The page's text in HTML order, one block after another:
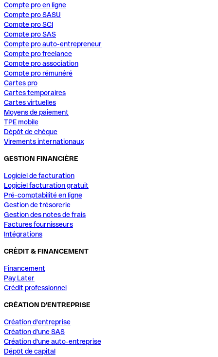
Compte pro en ligne
Compte pro SASU
Compte pro SCI
Compte pro SAS
Compte pro auto-entrepreneur
Compte pro freelance
Compte pro association
Compte pro rémunéré
Cartes pro
Cartes temporaires
Cartes virtuelles
Moyens de paiement
TPE mobile
Dépôt de chèque
Virements internationaux
GESTION FINANCIÈRE
Logiciel de facturation
Logiciel facturation gratuit
Pré-comptabilité en ligne
Gestion de trésorerie
Gestion des notes de frais
Factures fournisseurs
Intégrations
CRÈDIT & FINANCEMENT
Financement
Pay Later
Crédit professionnel
CRÉATION D'ENTREPRISE
Création d'entreprise
Création d'une SAS
Création d'une auto-entreprise
Dépôt de capital